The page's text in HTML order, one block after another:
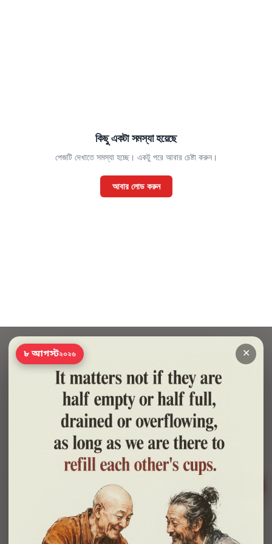
🍪 সাইটটি চালু রাখতে কিছু প্রয়োজনীয় কুকি ব্যবহার হয়। আপনি রাজি থাকলে আমরা বিজ্ঞাপন ও
পরিসংখ্যানের কুকিও ব্যবহার করব, যাতে বুঝতে পারি কোন বই আপনাদের কাজে লাগছে।
শুধু প্রয়োজনীয় সব ঠিক আছে
কিছু একটা সমস্যা হয়েছে
পেজটি দেখাতে সমস্যা হচ্ছে। একটু পরে আবার চেষ্টা করুন।
আবার লোড করুন
✕
৮ আগস্ট২০২৬